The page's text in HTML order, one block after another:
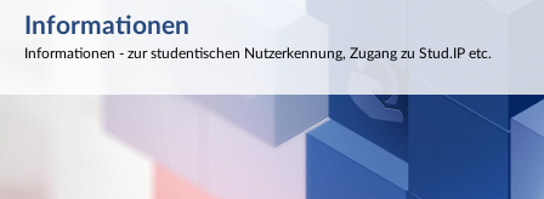
Informationen
Informationen - zur studentischen Nutzerkennung, Zugang zu Stud.IP etc.